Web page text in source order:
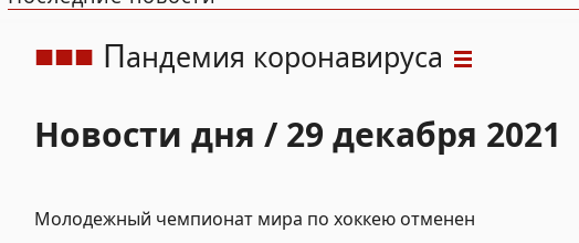
Пандемия коронавируса
Новости дня / 29 декабря 2021
Молодежный чемпионат мира по хоккею отменен